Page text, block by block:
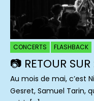
CONCERTS FLASHBACK
📷 RETOUR
Au mois de mai, c’est
Gesret, Samuel Tarin,